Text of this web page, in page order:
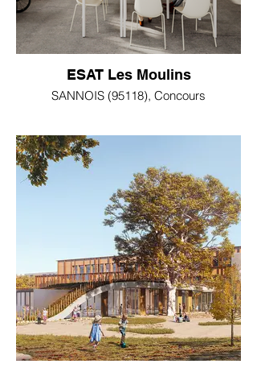
ESAT Les Moulins
SANNOIS (95118), Concours